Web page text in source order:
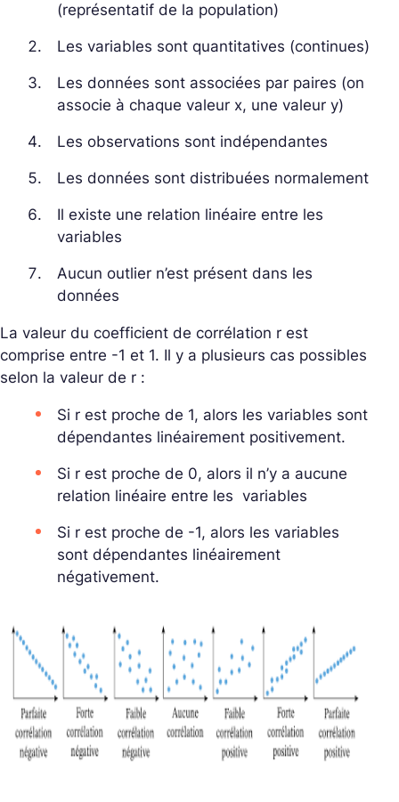
(représentatif de la population)
Les variables sont quantitatives (continues)
Les données sont associées par paires (on
associe à chaque valeur x, une valeur y)
Les observations sont indépendantes
Les données sont distribuées normalement
Il existe une relation linéaire entre les
variables
Aucun outlier n’est présent dans les
données
La valeur du coefficient de corrélation r est
comprise entre -1 et 1. Il y a plusieurs cas possibles
selon la valeur de r :
Si r est proche de 1, alors les variables sont
dépendantes linéairement positivement.
Si r est proche de 0, alors il n’y a aucune
relation linéaire entre les variables
Si r est proche de -1, alors les variables
sont dépendantes linéairement
négativement.